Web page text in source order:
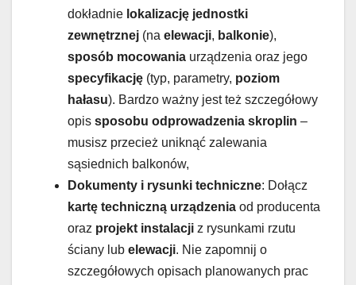
dokładnie lokalizację jednostki
zewnętrznej (na elewacji, balkonie),
sposób mocowania urządzenia oraz jego
specyfikację (typ, parametry, poziom
hałasu). Bardzo ważny jest też szczegółowy
opis sposobu odprowadzenia skroplin –
musisz przecież uniknąć zalewania
sąsiednich balkonów,
Dokumenty i rysunki techniczne: Dołącz
kartę techniczną urządzenia od producenta
oraz projekt instalacji z rysunkami rzutu
ściany lub elewacji. Nie zapomnij o
szczegółowych opisach planowanych prac